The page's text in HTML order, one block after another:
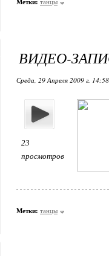
Метки: танцы
ВИДЕО-
Среда, 29 Апреля 2009 г. 14:58
23
просмотров
Метки: танцы